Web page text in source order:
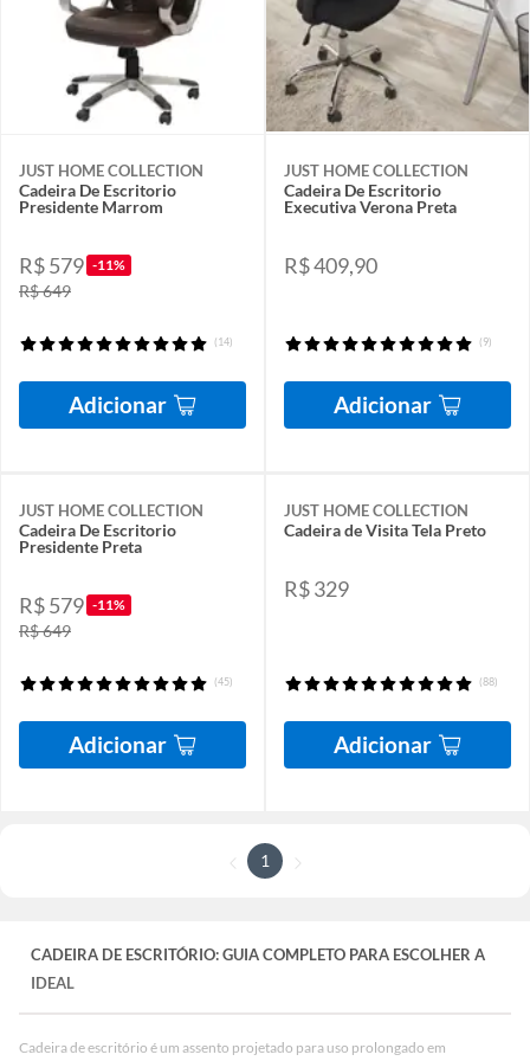
JUST HOME COLLECTION
Cadeira De Escritorio
Presidente Marrom
R$ 579 -11%
R$ 649
(14)
Adicionar
JUST HOME COLLECTION
Cadeira De Escritorio
Executiva Verona Preta
R$ 409,90
(9)
Adicionar
JUST HOME COLLECTION
Cadeira De Escritorio
Presidente Preta
R$ 579 -11%
R$ 649
(45)
Adicionar
JUST HOME COLLECTION
Cadeira de Visita Tela Preto
R$ 329
(88)
Adicionar
1
CADEIRA DE ESCRITÓRIO: GUIA COMPLETO PARA ESCOLHER A
IDEAL
Cadeira de escritório é um assento projetado para uso prolongado em